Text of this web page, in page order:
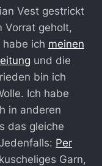
Vest gestrickt
Vorrat geholt,
ich meinen
und die
bin ich
Ich habe
in anderen
das gleiche
Per
Garn,